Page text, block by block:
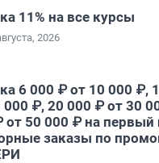
11% на все курсы
2026
6 000 ₽ от 10 000 ₽,
000 ₽, 20 000 ₽ от 30
от 50 000 ₽ на первый
заказы по